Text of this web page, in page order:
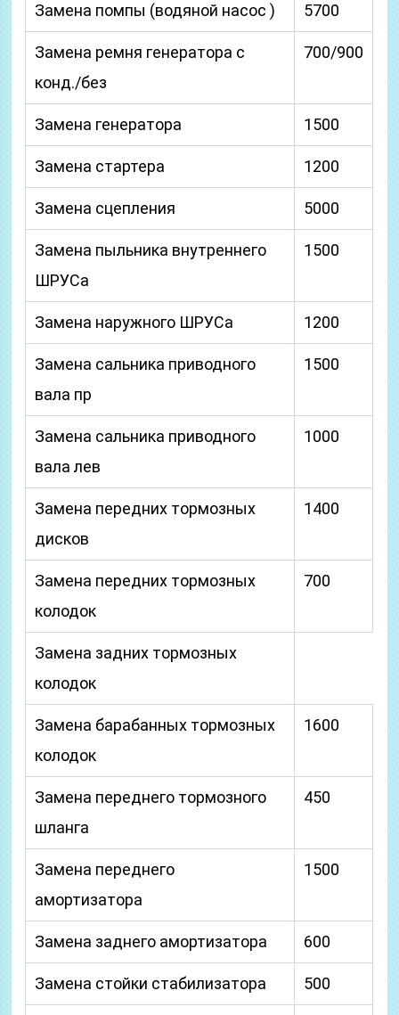
Замена помпы (водяной насос ) 5700
Замена ремня генератора с
конд./без
700/900
Замена генератора 1500
Замена стартера 1200
Замена сцепления 5000
Замена пыльника внутреннего
ШРУСа
1500
Замена наружного ШРУСа 1200
Замена сальника приводного
вала пр
1500
Замена сальника приводного
вала лев
1000
Замена передних тормозных
дисков
1400
Замена передних тормозных
колодок
700
Замена задних тормозных
колодок
Замена барабанных тормозных
колодок
1600
Замена переднего тормозного
шланга
450
Замена переднего
амортизатора
1500
Замена заднего амортизатора 600
Замена стойки стабилизатора 500